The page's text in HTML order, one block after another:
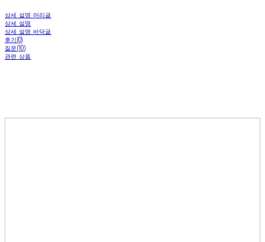
상세 설명 머리글
상세 설명
상세 설명 바닥글
후기(0)
질문(10)
관련 상품